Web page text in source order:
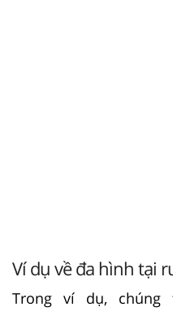
Ví dụ về đa hình tại
Trong ví dụ,